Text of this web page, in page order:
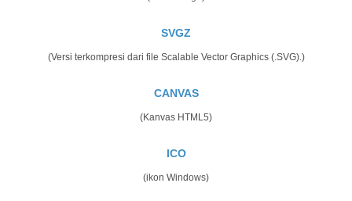
SVGZ
(Versi terkompresi dari file Scalable Vector Graphics (.SVG).)
CANVAS
(Kanvas HTML5)
ICO
(ikon Windows)